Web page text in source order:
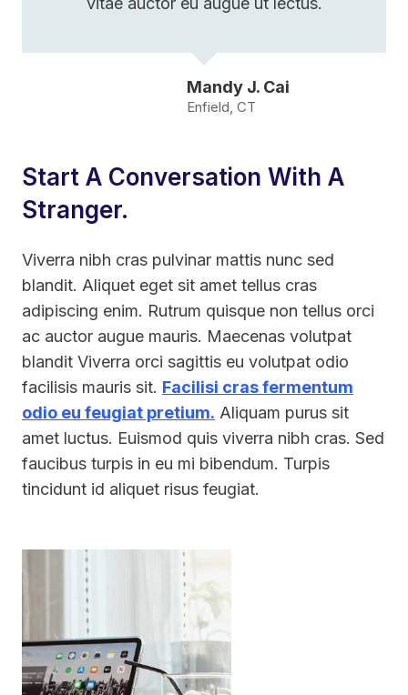
Mandy J. Cai
Enfield, CT
Start A Conversation With A
Stranger.
Viverra nibh cras pulvinar mattis nunc sed
blandit. Aliquet eget sit amet tellus cras
adipiscing enim. Rutrum quisque non tellus orci
ac auctor augue mauris. Maecenas volutpat
blandit Viverra orci sagittis eu volutpat odio
facilisis mauris sit. Facilisi cras fermentum
odio eu feugiat pretium. Aliquam purus sit
amet luctus. Euismod quis viverra nibh cras. Sed
faucibus turpis in eu mi bibendum. Turpis
tincidunt id aliquet risus feugiat.